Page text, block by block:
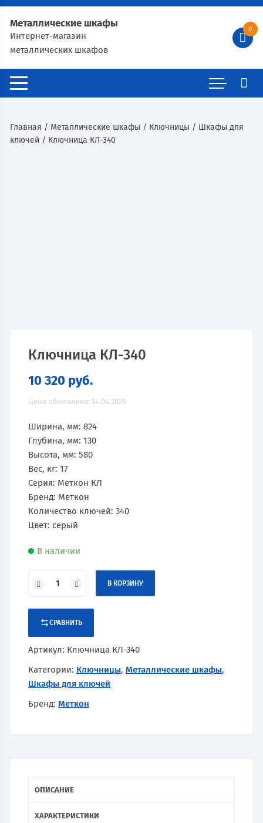
Металлические шкафы
Интернет-магазин
металлических шкафов
0
Главная / Металлические шкафы / Ключницы / Шкафы для
ключей / Ключница КЛ-340
Ключница КЛ-340
10 320 руб.
Цена обновлена: 14.04.2026
Ширина, мм: 824
Глубина, мм: 130
Высота, мм: 580
Вес, кг: 17
Серия: Меткон КЛ
Бренд: Меткон
Количество ключей: 340
Цвет: серый
В наличии
В КОРЗИНУ
СРАВНИТЬ
Артикул: Ключница КЛ-340
Категории: Ключницы,Металлические шкафы,
Шкафы для ключей
Бренд:Меткон
ОПИСАНИЕ
ХАРАКТЕРИСТИКИ